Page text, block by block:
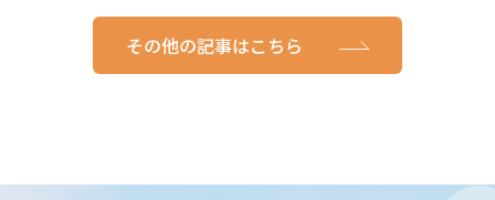
その他の記事はこちら